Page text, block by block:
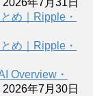
2026年7月31日
め｜Ripple・
め｜Ripple・
Overview・
2026年7月30日